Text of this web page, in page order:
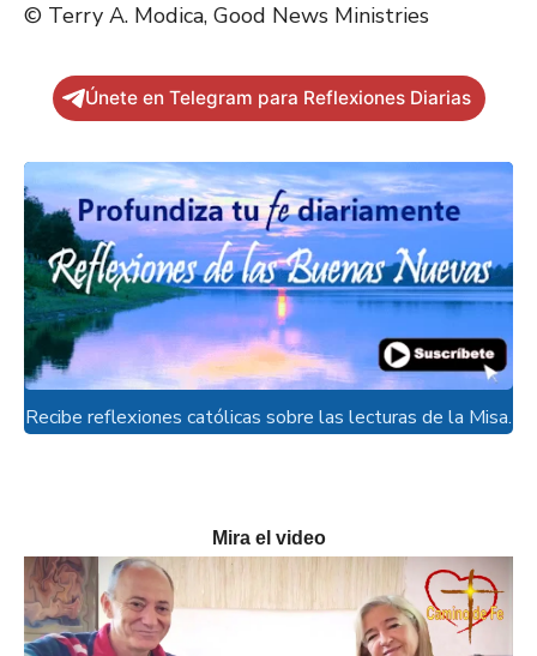
© Terry A. Modica, Good News Ministries
Únete en Telegram para Reflexiones Diarias
Recibe reflexiones católicas sobre las lecturas de la Misa.
Mira el video